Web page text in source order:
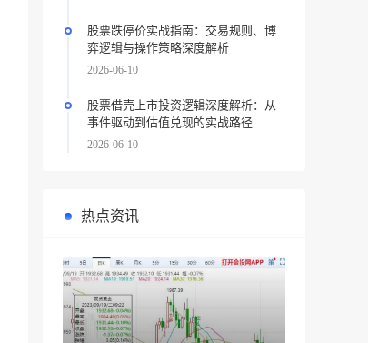
股票跌停价实战指南：交易规则、博
弈逻辑与操作策略深度解析
2026-06-10
股票借壳上市投资逻辑深度解析：从
事件驱动到估值兑现的实战路径
2026-06-10
热点资讯